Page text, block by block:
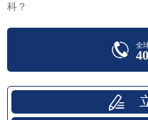
科？
全